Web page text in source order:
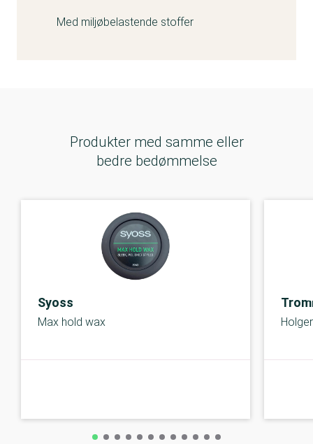
Med miljøbelastende stoffer
Produkter med samme eller
bedre bedømmelse
Syoss
Max hold wax